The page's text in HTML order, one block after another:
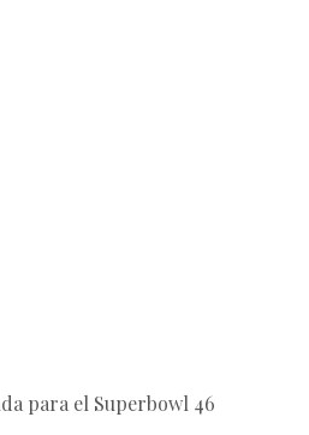
para el Superbowl 46